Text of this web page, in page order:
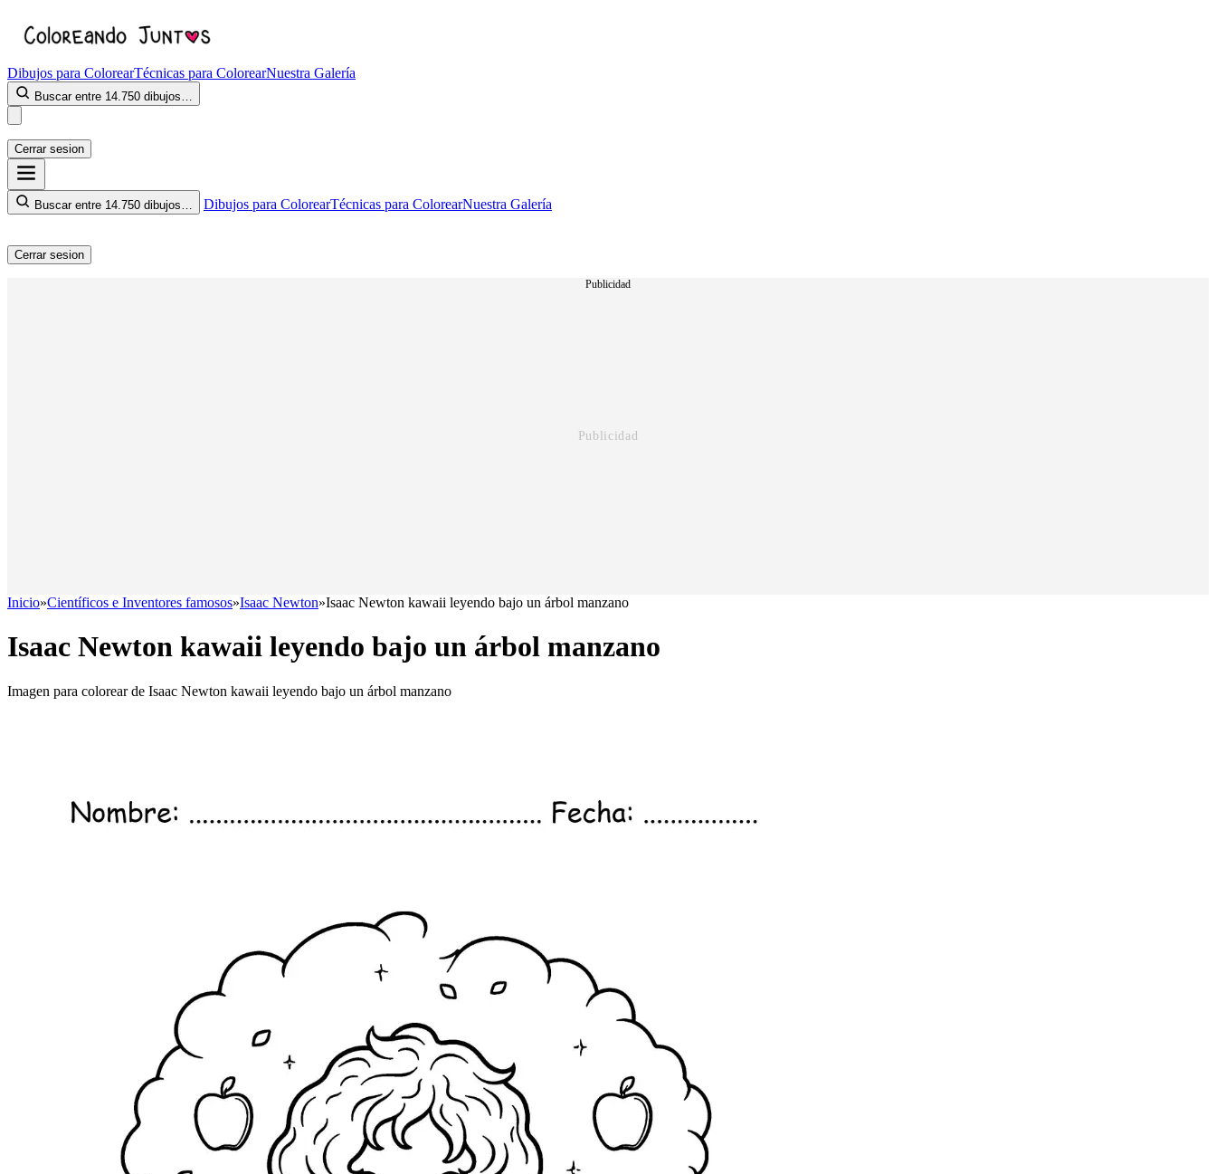
Dibujos para ColorearTécnicas para ColorearNuestra Galería
Buscar entre 14.750 dibujos…
Cerrar sesion
Buscar entre 14.750 dibujos… Dibujos para ColorearTécnicas para ColorearNuestra Galería
Cerrar sesion
Publicidad
Inicio»Científicos e Inventores famosos»Isaac Newton»Isaac Newton kawaii leyendo bajo un árbol manzano
Isaac Newton kawaii leyendo bajo un árbol manzano
Imagen para colorear de Isaac Newton kawaii leyendo bajo un árbol manzano